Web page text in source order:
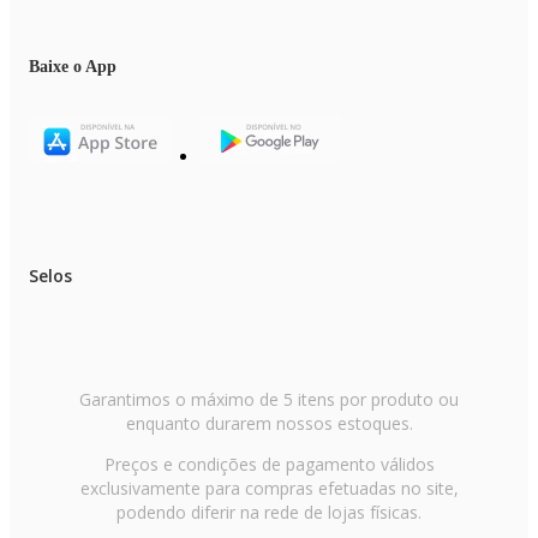
- Verifique a voltagem informada no título do produto antes de efetuar a
Baixe o App
Selos
Garantimos o máximo de 5 itens por produto ou
enquanto durarem nossos estoques.
Preços e condições de pagamento válidos
exclusivamente para compras efetuadas no site,
podendo diferir na rede de lojas físicas.